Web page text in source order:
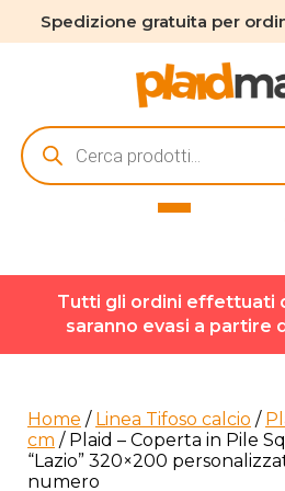
Spedizione gratuita per
Ricerca
prodotti
Tutti gli ordini effettuati
saranno evasi a partire
Home / Linea Tifoso calcio /
cm / Plaid – Coperta in Pile
“Lazio” 320×200
numero